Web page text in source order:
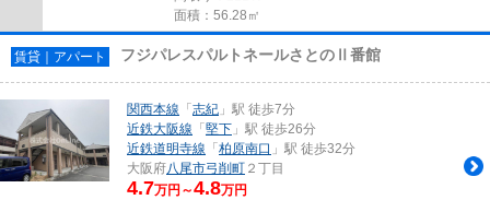
面積：56.28㎡
賃貸｜アパート フジパレスパルトネールさとのⅡ番館
関西本線 「志紀 」駅 徒歩7分
近鉄大阪線 「堅下 」駅 徒歩26分
近鉄道明寺線 「柏原南口 」駅 徒歩32分
大阪府八尾市弓削町 ２丁目
4.7万円～4.8万円